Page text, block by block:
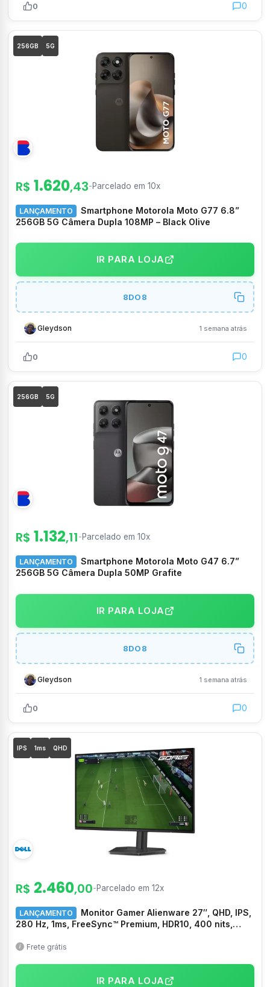
0 0
256GB 5G
R$ 1.620,43- Parcelado em 10x
LANÇAMENTO
Smartphone Motorola Moto G77 6.8”
256GB 5G Câmera Dupla 108MP – Black Olive
IR PARA LOJA
8DO8
Gleydson 1 semana atrás
0 0
256GB 5G
R$ 1.132,11 - Parcelado em 10x
LANÇAMENTO
Smartphone Motorola Moto G47 6.7”
256GB 5G Câmera Dupla 50MP Grafite
IR PARA LOJA
8DO8
Gleydson 1 semana atrás
0 0
IPS 1ms QHD
R$ 2.460,00- Parcelado em 12x
LANÇAMENTO
Monitor Gamer Alienware 27″, QHD, IPS,
280 Hz, 1ms, FreeSync™ Premium, HDR10, 400 nits,
Frete grátis
IR PARA LOJA